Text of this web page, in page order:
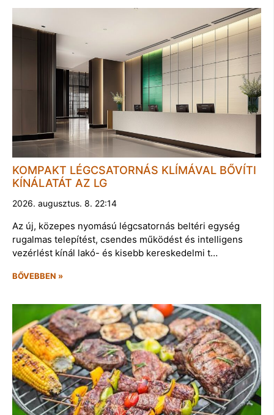
KOMPAKT LÉGCSATORNÁS KLÍMÁVAL BŐVÍTI
KÍNÁLATÁT AZ LG
2026. augusztus. 8. 22:14
Az új, közepes nyomású légcsatornás beltéri egység
rugalmas telepítést, csendes működést és intelligens
vezérlést kínál lakó- és kisebb kereskedelmi t…
BŐVEBBEN »